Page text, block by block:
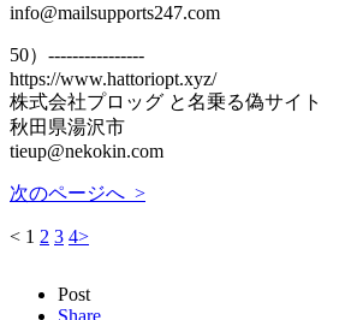
info@mailsupports247.com
50）----------------
https://www.hattoriopt.xyz/
株式会社プロッグ と名乗る偽サイト
秋田県湯沢市
tieup@nekokin.com
次のページへ >
< 1 2 3 4>
Post
Share